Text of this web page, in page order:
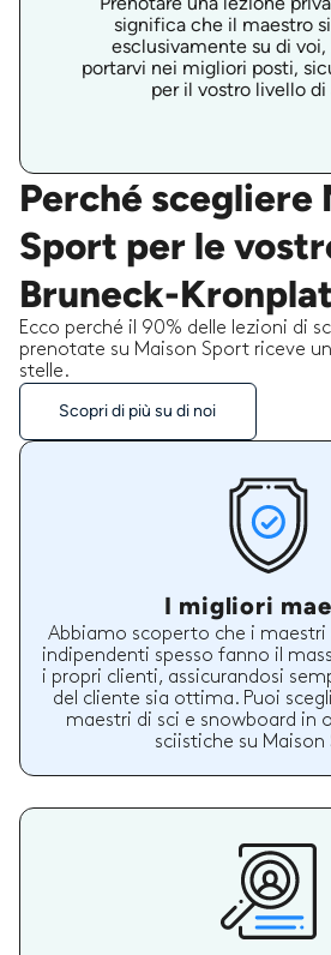
significa che il maestro
esclusivamente su di
portarvi nei migliori posti,
per il vostro livello di
Perché scegliere
Sport per le
Bruneck-
Ecco perché il 90% delle lezioni di
prenotate su Maison Sport riceve
stelle.
Scopri di più su di noi
I migliori
Abbiamo scoperto che i maestri
indipendenti spesso fanno il
i propri clienti, assicurandosi
del cliente sia ottima. Puoi
maestri di sci e snowboard in
sciistiche su Maison